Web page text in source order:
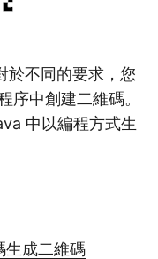
於不同的要求，您
序中創建二維碼。
中以編程方式生
生成二維碼